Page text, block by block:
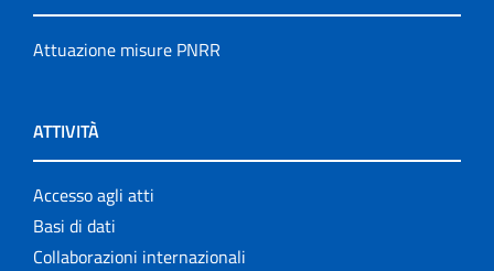
Attuazione misure PNRR
ATTIVITÀ
Accesso agli atti
Basi di dati
Collaborazioni internazionali